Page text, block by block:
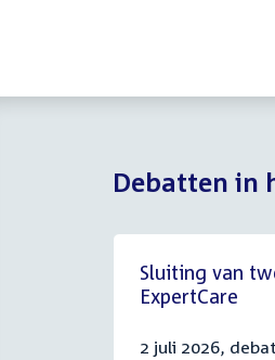
Debatten in
Sluiting van
ExpertCare
2 juli 2026,